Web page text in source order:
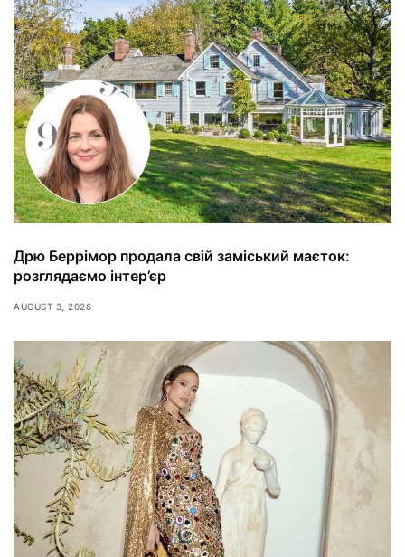
Дрю Беррімор продала свій заміський маєток:
розглядаємо інтер’єр
AUGUST 3, 2026